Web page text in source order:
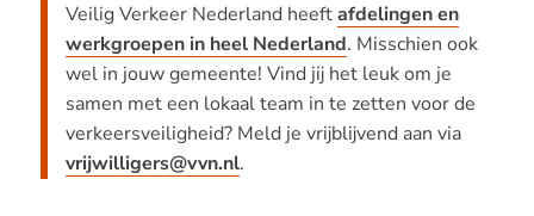
Veilig Verkeer Nederland heeftafdelingen en
werkgroepen in heel Nederland. Misschien ook
wel in jouw gemeente! Vind jij het leuk om je
samen met een lokaal team in te zetten voor de
verkeersveiligheid? Meld je vrijblijvend aan via
vrijwilligers@vvn.nl.